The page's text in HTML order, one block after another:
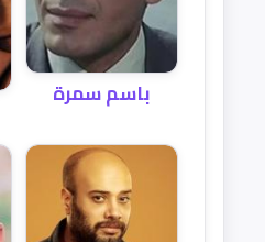
باسم سمرة